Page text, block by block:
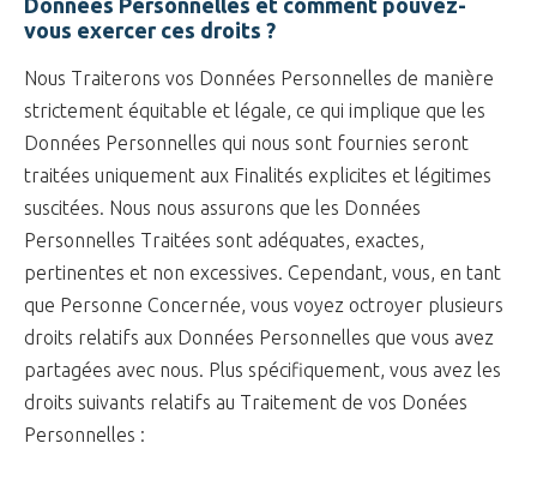
Données Personnelles et comment pouvez-
vous exercer ces droits ?
Nous Traiterons vos Données Personnelles de manière
strictement équitable et légale, ce qui implique que les
Données Personnelles qui nous sont fournies seront
traitées uniquement aux Finalités explicites et légitimes
suscitées. Nous nous assurons que les Données
Personnelles Traitées sont adéquates, exactes,
pertinentes et non excessives. Cependant, vous, en tant
que Personne Concernée, vous voyez octroyer plusieurs
droits relatifs aux Données Personnelles que vous avez
partagées avec nous. Plus spécifiquement, vous avez les
droits suivants relatifs au Traitement de vos Donées
Personnelles :